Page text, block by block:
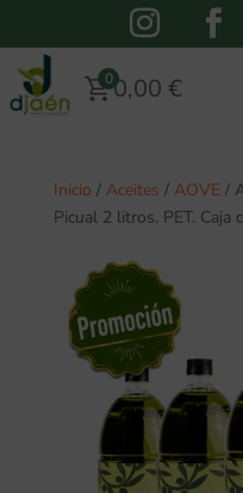
00,00 €
Inicio / Aceites / AOVE/
Picual 2 litros. PET. Caja